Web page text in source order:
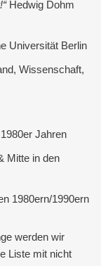
Hedwig Dohm
Universität Berlin
Wissenschaft,
Jahren
Mitte in den
1980ern/1990ern
werden wir
Liste mit nicht